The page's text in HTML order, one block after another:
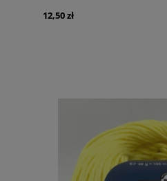
12,50 zł